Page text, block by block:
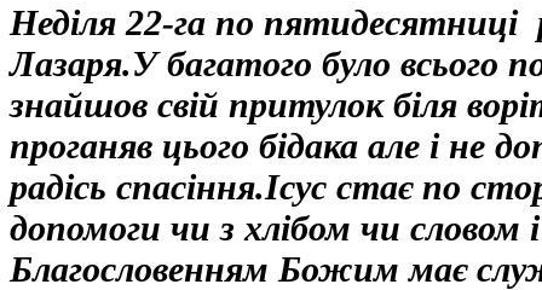
Неділя 22-га по пятидесятниці
Лазаря.У багатого було всього
знайшов свій притулок біля
проганяв цього бідака але і не
радісь спасіння.Ісус стає по
допомоги чи з хлібом чи
Благословенням Божим має